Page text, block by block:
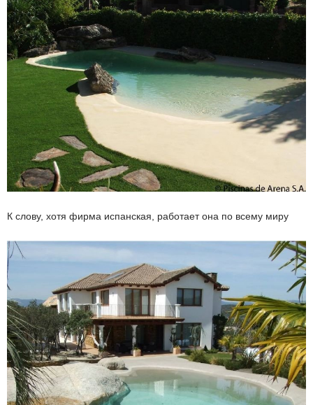
К слову, хотя фирма испанская, работает она по всему миру